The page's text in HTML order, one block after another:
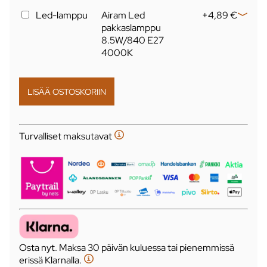
Led-lamppu
Airam Led
pakkaslamppu
8.5W/840 E27
4000K
+4,89 €
Turvalliset maksutavat
Osta nyt. Maksa 30 päivän kuluessa tai pienemmissä
erissä Klarnalla.